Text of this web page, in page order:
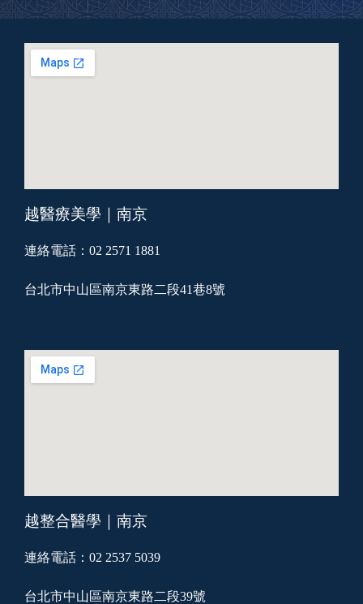
越醫療美學｜南京
連絡電話：02 2571 1881
台北市中山區南京東路二段41巷8號
越整合醫學｜南京
連絡電話：02 2537 5039
台北市中山區南京東路二段39號